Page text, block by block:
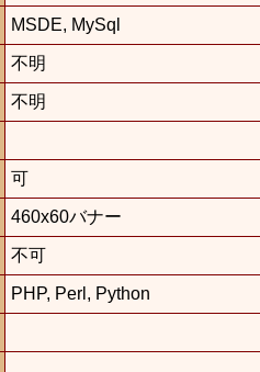
MSDE, MySql
不明
不明
可
460x60バナー
不可
PHP, Perl, Python